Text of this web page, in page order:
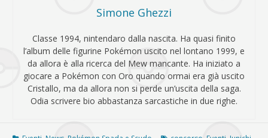
Simone Ghezzi
Classe 1994, nintendaro dalla nascita. Ha quasi finito
l’album delle figurine Pokémon uscito nel lontano 1999, e
da allora è alla ricerca del Mew mancante. Ha iniziato a
giocare a Pokémon con Oro quando ormai era già uscito
Cristallo, ma da allora non si perde un’uscita della saga.
Odia scrivere bio abbastanza sarcastiche in due righe.